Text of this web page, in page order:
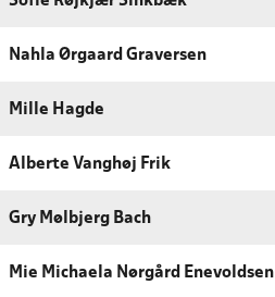
Nahla Ørgaard Graversen
Mille Hagde
Alberte Vanghøj Frik
Gry Mølbjerg Bach
Mie Michaela Nørgård Enevoldsen